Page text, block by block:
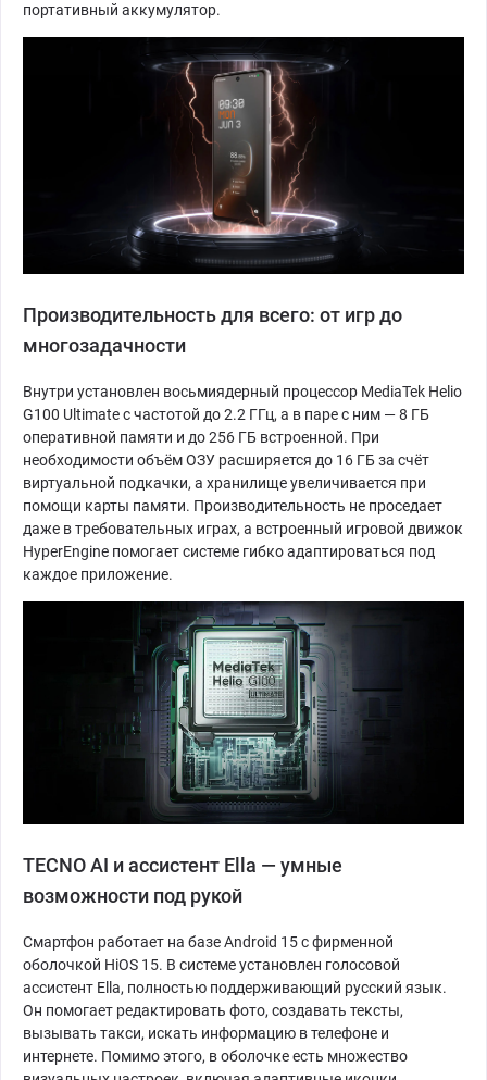
портативный аккумулятор.
Производительность для всего: от игр до
многозадачности
Внутри установлен восьмиядерный процессор MediaTek Helio
G100 Ultimate с частотой до 2.2 ГГц, а в паре с ним — 8 ГБ
оперативной памяти и до 256 ГБ встроенной. При
необходимости объём ОЗУ расширяется до 16 ГБ за счёт
виртуальной подкачки, а хранилище увеличивается при
помощи карты памяти. Производительность не проседает
даже в требовательных играх, а встроенный игровой движок
HyperEngine помогает системе гибко адаптироваться под
каждое приложение.
TECNO AI и ассистент Ella — умные
возможности под рукой
Смартфон работает на базе Android 15 с фирменной
оболочкой HiOS 15. В системе установлен голосовой
ассистент Ella, полностью поддерживающий русский язык.
Он помогает редактировать фото, создавать тексты,
вызывать такси, искать информацию в телефоне и
интернете. Помимо этого, в оболочке есть множество